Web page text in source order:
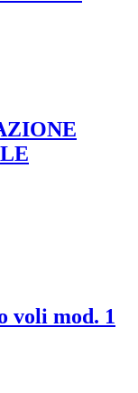
voli mod. 1